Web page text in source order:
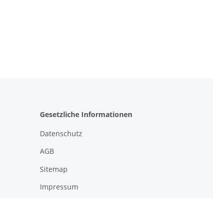
Gesetzliche Informationen
Datenschutz
AGB
Sitemap
Impressum